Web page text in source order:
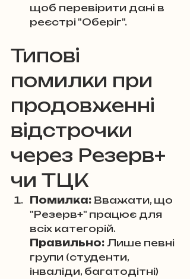
щоб перевірити дані в
реєстрі "Оберіг".
Типові
помилки при
продовженні
відстрочки
через Резерв+
чи ТЦК
Помилка: Вважати, що
"Резерв+" працює для
всіх категорій.
Правильно: Лише певні
групи (студенти,
інваліди, багатодітні)